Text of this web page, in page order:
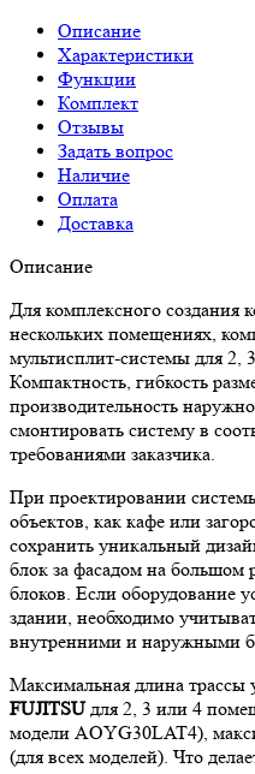
Описание
Характеристики
Функции
Комплект
Отзывы
Задать вопрос
Наличие
Оплата
Доставка
Описание
Для комплексного создания
нескольких помещениях,
мультисплит-системы для
Компактность, гибкость
производительность
смонтировать систему в
требованиями заказчика.
При проектировании
объектов, как кафе или
сохранить уникальный
блок за фасадом на большом
блоков. Если оборудование
здании, необходимо
внутренними и наружными
Максимальная длина трассы
FUJITSU для 2, 3 или 4
модели AOYG30LAT4),
(для всех моделей). Что